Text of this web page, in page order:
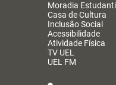
Moradia Estudantil
Casa de Cultura
Inclusão Social
Acessibilidade
Atividade Física
TV UEL
UEL FM